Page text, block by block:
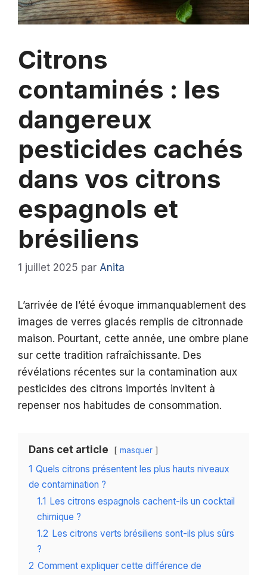
Citrons
contaminés : les
dangereux
pesticides cachés
dans vos citrons
espagnols et
brésiliens
1 juillet 2025 par Anita
L’arrivée de l’été évoque immanquablement des
images de verres glacés remplis de citronnade
maison. Pourtant, cette année, une ombre plane
sur cette tradition rafraîchissante. Des
révélations récentes sur la contamination aux
pesticides des citrons importés invitent à
repenser nos habitudes de consommation.
Dans cet article masquer
1 Quels citrons présentent les plus hauts niveaux
de contamination ?
1.1 Les citrons espagnols cachent-ils un cocktail
chimique ?
1.2 Les citrons verts brésiliens sont-ils plus sûrs
?
2 Comment expliquer cette différence de